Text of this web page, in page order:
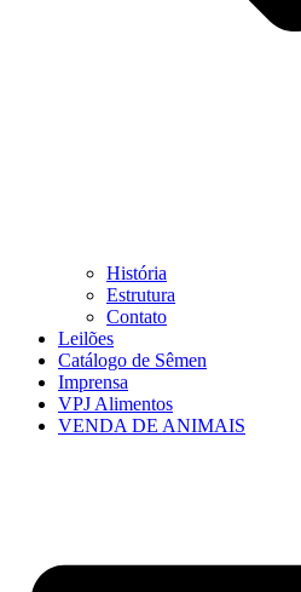
História
Estrutura
Contato
Leilões
Catálogo de Sêmen
Imprensa
VPJ Alimentos
VENDA DE ANIMAIS